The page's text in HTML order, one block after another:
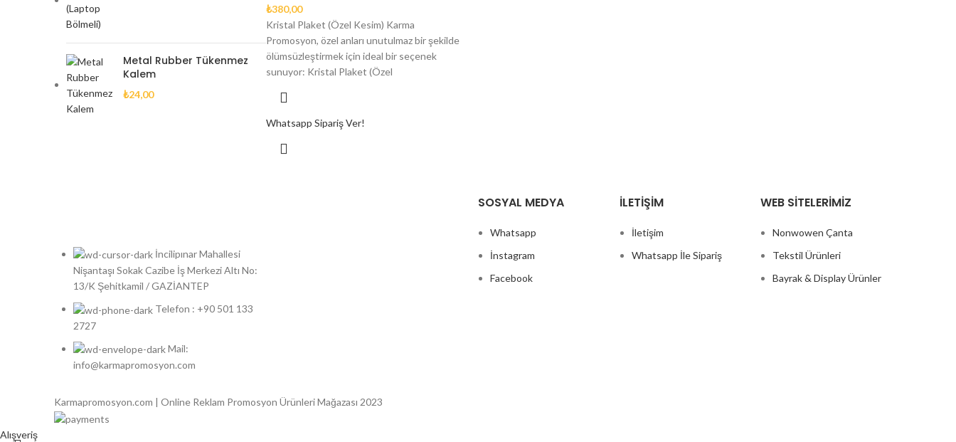
Metal Rubber Tükenmez
Kalem
₺24,00
₺380,00
Kristal Plaket (Özel Kesim) Karma
Promosyon, özel anları unutulmaz bir şekilde
ölümsüzleştirmek için ideal bir seçenek
sunuyor: Kristal Plaket (Özel
Whatsapp Sipariş Ver!
İncilipınar Mahallesi
Nişantaşı Sokak Cazibe İş Merkezi Altı No:
13/K Şehitkamil / GAZİANTEP
Telefon : +90 501 133
2727
Mail:
info@karmapromosyon.com
SOSYAL MEDYA
Whatsapp
İnstagram
Facebook
İLETIŞIM
İletişim
Whatsapp İle Sipariş
WEB SITELERIMIZ
Nonwowen Çanta
Tekstil Ürünleri
Bayrak & Display Ürünler
Karmapromosyon.com | Online Reklam Promosyon Ürünleri Mağazası 2023
Alışveriş